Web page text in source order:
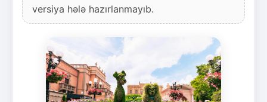
versiya hələ hazırlanmayıb.